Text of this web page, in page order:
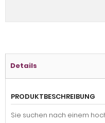
Details
PRODUKTBESCHREIBUNG
Sie suchen nach einem